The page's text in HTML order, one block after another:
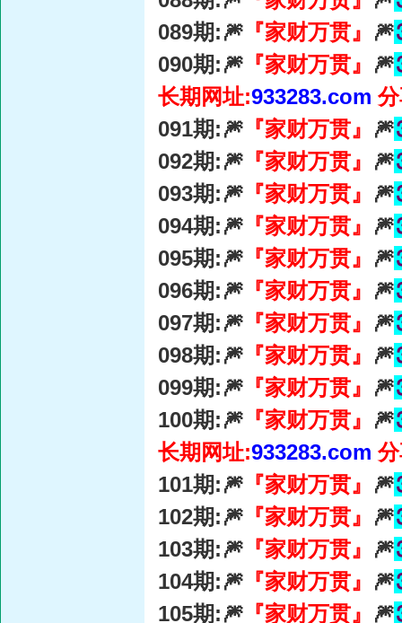
089期:🎆 『家财万贯』 🎆
090期:🎆 『家财万贯』 🎆
长期网址:933283.com
091期:🎆 『家财万贯』 🎆
092期:🎆 『家财万贯』 🎆
093期:🎆 『家财万贯』 🎆
094期:🎆 『家财万贯』 🎆
095期:🎆 『家财万贯』 🎆
096期:🎆 『家财万贯』 🎆
097期:🎆 『家财万贯』 🎆
098期:🎆 『家财万贯』 🎆
099期:🎆 『家财万贯』 🎆
100期:🎆 『家财万贯』 🎆
长期网址:933283.com
101期:🎆 『家财万贯』 🎆
102期:🎆 『家财万贯』 🎆
103期:🎆 『家财万贯』 🎆
104期:🎆 『家财万贯』 🎆
105期:🎆 『家财万贯』 🎆